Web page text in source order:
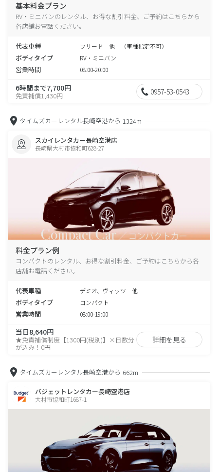
基本料金プラン
RV・ミニバンのレンタル、お得な割引料金、ご予約はこちらから
各店舗お電話ください。
代表車種 フリード 他 （車種指定不可）
ボディタイプ RV・ミニバン
営業時間 08:00-20:00
6時間まで7,700円
免責補償1,430円 0957-53-0543
タイムズカーレンタル長崎空港から 1324m
スカイレンタカー長崎空港店
長崎県大村市協和町628-27
料金プラン例
コンパクトのレンタル、お得な割引料金、ご予約はこちらから各
店舗お電話ください。
代表車種 デミオ、ヴィッツ 他
ボディタイプ コンパクト
営業時間 08:00-19:00
当日8,640円
★免責補償制度【1300円(税別)】×日数分
が込み！0円
詳細を見る
タイムズカーレンタル長崎空港から 662m
バジェットレンタカー長崎空港店
大村市協和町1687-1